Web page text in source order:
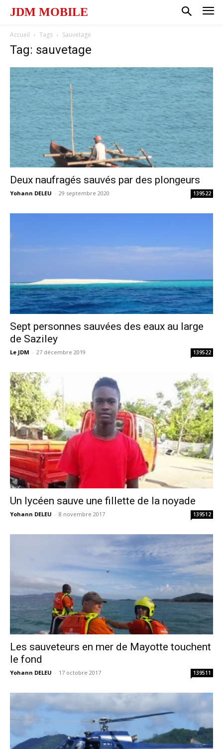
JDM MOBILE
Accueil Tags Sauvetage
Tag: sauvetage
Deux naufragés sauvés par des plongeurs
Yohann DELEU - 29 septembre 2020 139522
Sept personnes sauvées des eaux au large
de Saziley
Le JDM - 27 décembre 2019 139522
Un lycéen sauve une fillette de la noyade
Yohann DELEU - 8 novembre 2017 139512
Les sauveteurs en mer de Mayotte touchent
le fond
Yohann DELEU - 17 octobre 2017 139511